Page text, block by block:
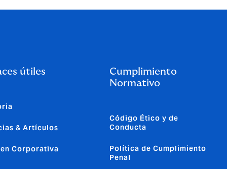
útiles
& Artículos
Corporativa
Cumplimiento
Normativo
Código Ético y de
Conducta
Política de Cumplimiento
Penal